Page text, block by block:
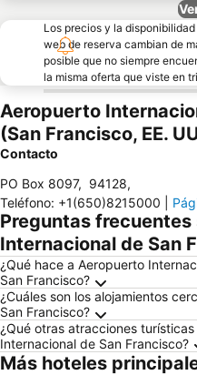
Los precios y la
web de reserva cambian de
posible que no siempre
la misma oferta que viste en
Aeropuerto
(San Francisco, EE.
Contacto
PO Box 8097, 94128,
Teléfono: +1(650)8215000
Preguntas
Internacional de San
¿Qué hace a Aeropuerto
San Francisco?
¿Cuáles son los alojamientos
San Francisco?
¿Qué otras atracciones
Internacional de San Francisco?
Más hoteles